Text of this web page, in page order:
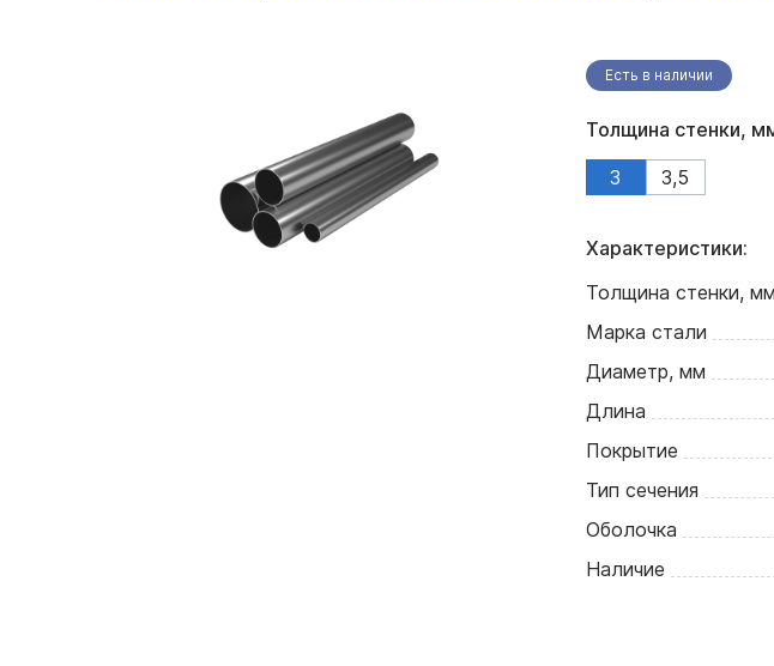
Есть в наличии
Толщина стенки,
3
3,5
Характеристики:
Толщина стенки, мм
Марка стали
Диаметр, мм
Длина
Покрытие
Тип сечения
Оболочка
Наличие